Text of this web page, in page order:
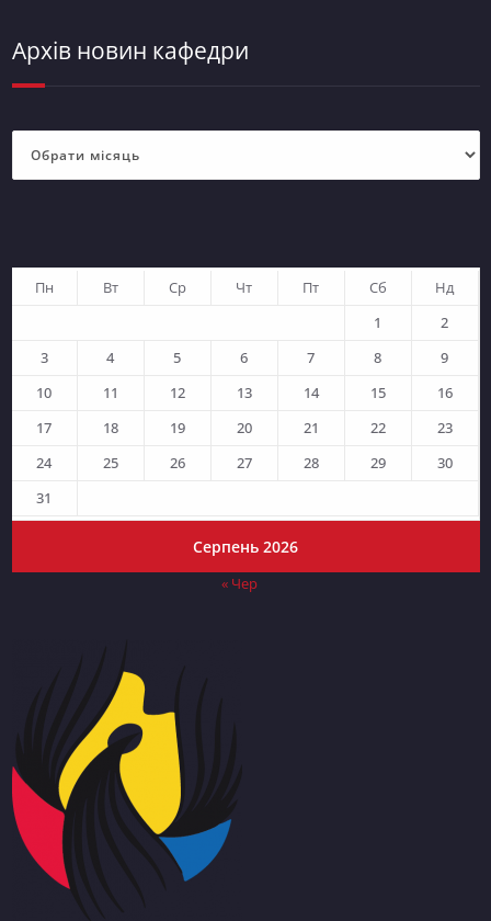
Архів новин кафедри
новин
Серпень 2026
Пн Вт Ср Чт Пт Сб
Нд
1
2
3
4 5 6 7 8
9
10
11 12 13 14 15
16
17
18 19 20 21 22
23
24
25 26 27 28 29
30
31
« Чер